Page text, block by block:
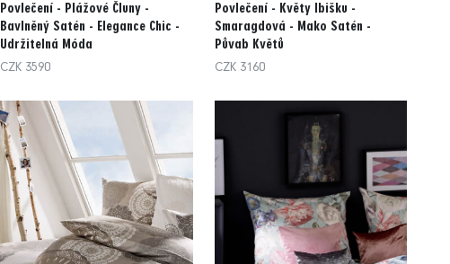
Povlečení - Plážové Čluny -
Bavlněný Satén - Elegance Chic -
Udržitelná Móda
CZK 3590
Povlečení - Květy Ibišku -
Smaragdová - Mako Satén -
Půvab Květů
CZK 3160